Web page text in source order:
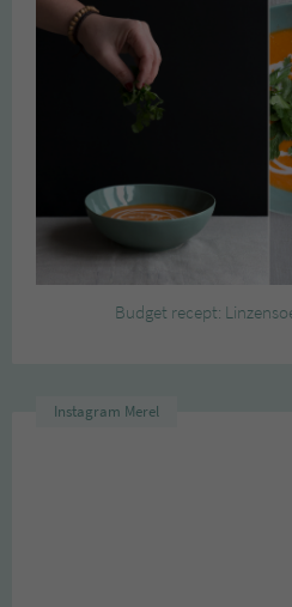
Budget recept:
Instagram Merel